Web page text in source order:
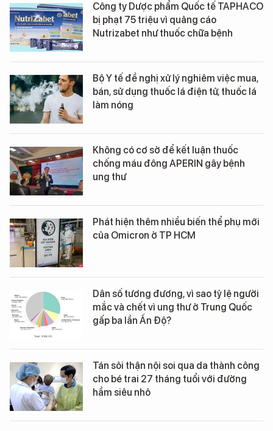
Công ty Dược phẩm Quốc tế TAPHACO
bị phạt 75 triệu vì quảng cáo
Nutrizabet như thuốc chữa bệnh
Bộ Y tế đề nghị xử lý nghiêm việc mua,
bán, sử dụng thuốc lá điện tử, thuốc lá
làm nóng
Không có cơ sở để kết luận thuốc
chống máu đông APERIN gây bệnh
ung thư
Phát hiện thêm nhiều biến thể phụ mới
của Omicron ở TP HCM
Dân số tương đương, vì sao tỷ lệ người
mắc và chết vì ung thư ở Trung Quốc
gấp ba lần Ấn Độ?
Tán sỏi thận nội soi qua da thành công
cho bé trai 27 tháng tuổi với đường
hầm siêu nhỏ